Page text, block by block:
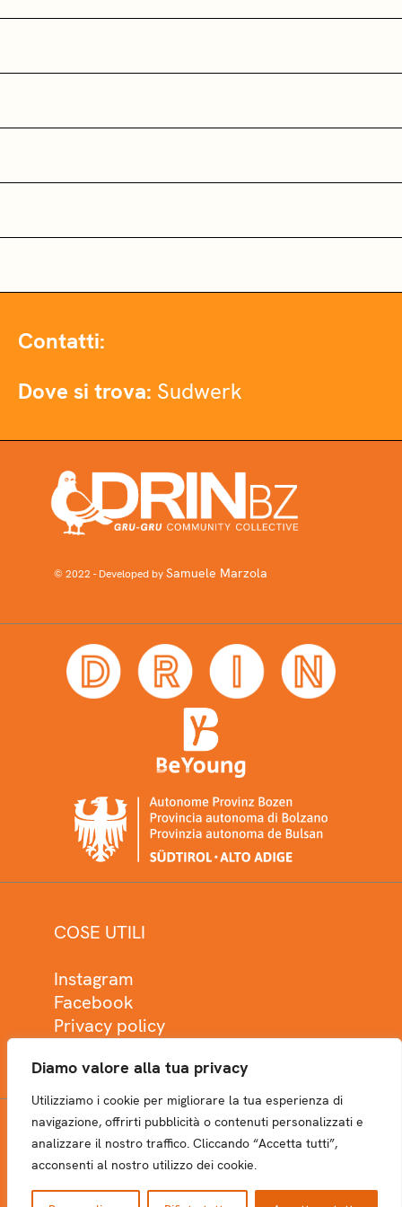
Diamo valore alla tua privacy
Utilizziamo i cookie per migliorare la tua esperienza di
navigazione, offrirti pubblicità o contenuti personalizzati e
analizzare il nostro traffico. Cliccando “Accetta tutti”,
acconsenti al nostro utilizzo dei cookie.
Contatti:
Dove si trova: Sudwerk
© 2022 - Developed bySamuele Marzola
COSE UTILI
Instagram
Facebook
Privacy policy
NEWSLETTER